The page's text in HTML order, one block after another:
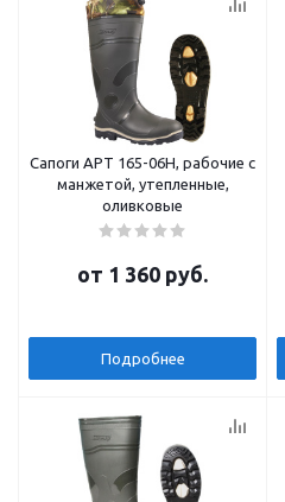
Сапоги АРТ 165-06Н, рабочие с
манжетой, утепленные,
оливковые
от 1 360 руб.
Подробнее